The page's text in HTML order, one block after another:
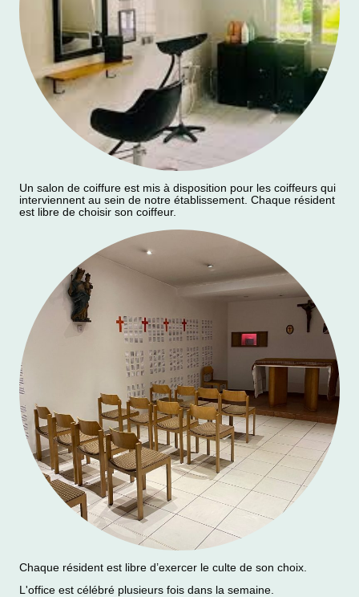
Un salon de coiffure est mis à disposition pour les coiffeurs qui
interviennent au sein de notre établissement. Chaque résident
est libre de choisir son coiffeur.
Chaque résident est libre d’exercer le culte de son choix.
L'office est célébré plusieurs fois dans la semaine.